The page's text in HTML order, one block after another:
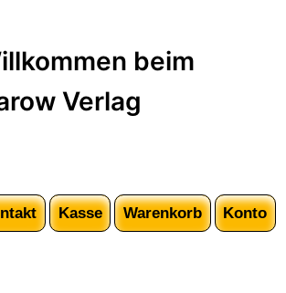
beim
Verlag
Kasse Warenkorb Konto